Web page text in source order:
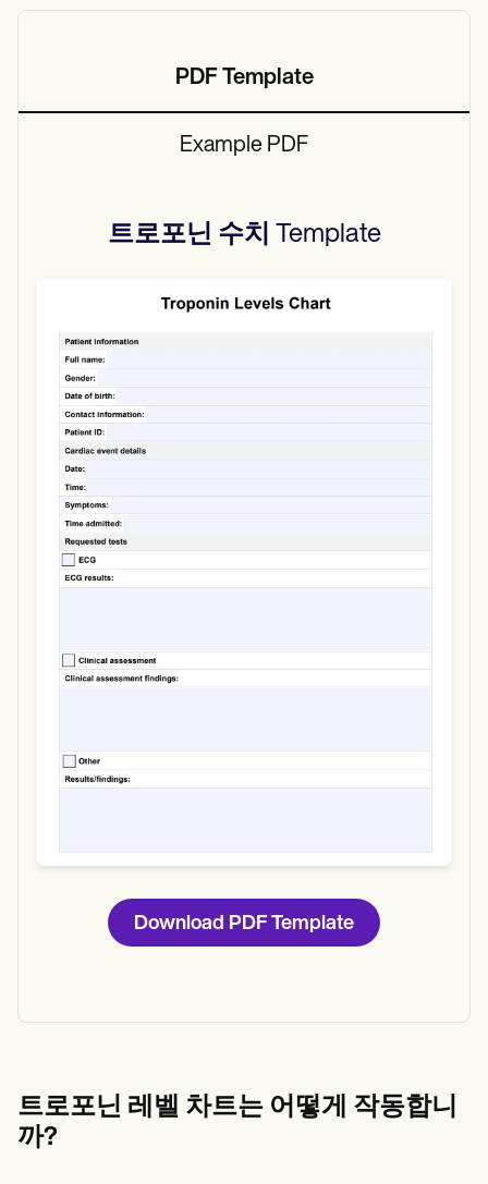
PDF Template
Example PDF
트로포닌 수치 Template
Download PDF Template
트로포닌 레벨 차트는 어떻게 작동합니
까?